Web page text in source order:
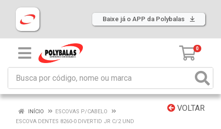
Baixe já o APP da Polybalas
0
VOLTAR
INÍCIO
ESCOVAS P/CABELO
ESCOVA DENTES 8260-0 DIVERTID JR C/2 UND